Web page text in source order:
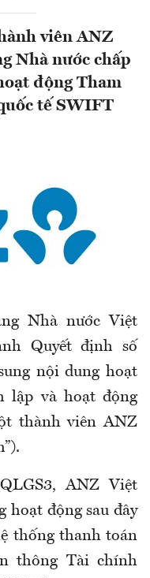
viên ANZ
Nhà nước chấp
động Tham
tế SWIFT
Nhà nước Việt
Quyết định số
nội dung hoạt
lập và hoạt động
thành viên ANZ
ANZ Việt
hoạt động sau đây
thống thanh toán
thông Tài chính